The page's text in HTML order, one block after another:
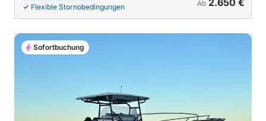
Flexible Stornobedingungen
Ab
Sofortbuchung